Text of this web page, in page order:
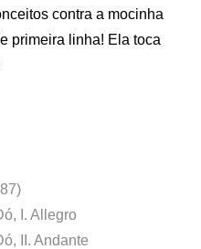
contra a mocinha
primeira linha! Ela toca
I. Allegro
II. Andante